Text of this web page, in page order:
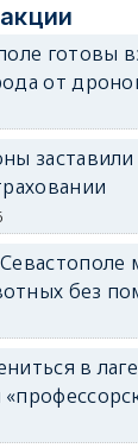
готовы
от
без
в